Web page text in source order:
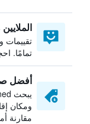
تقييمات
تمامًا.
أفضل
ومكان
مقارنة